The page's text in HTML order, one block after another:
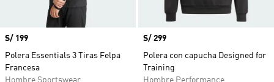
Precio
S/ 199
Polera Essentials 3 Tiras Felpa
Francesa
Hombre Sportswear
Precio
S/ 299
Polera con capucha Designed for
Training
Hombre Performance